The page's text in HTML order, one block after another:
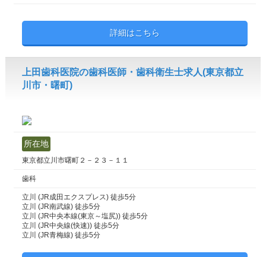
詳細はこちら
上田歯科医院の歯科医師・歯科衛生士求人(東京都立
川市・曙町)
所在地
東京都立川市曙町２－２３－１１
歯科
立川 (JR成田エクスプレス) 徒歩5分
立川 (JR南武線) 徒歩5分
立川 (JR中央本線(東京～塩尻)) 徒歩5分
立川 (JR中央線(快速)) 徒歩5分
立川 (JR青梅線) 徒歩5分